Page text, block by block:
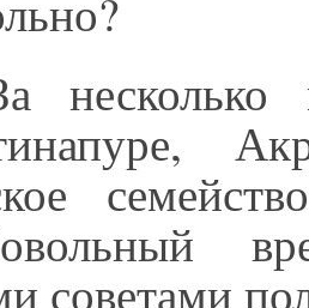
советами